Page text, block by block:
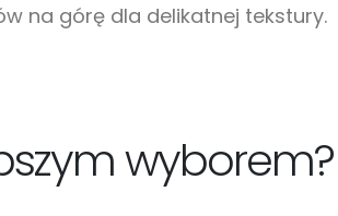
na górę dla delikatnej tekstury.
wyborem?